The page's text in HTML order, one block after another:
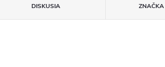
DISKUSIA ZNAČKA